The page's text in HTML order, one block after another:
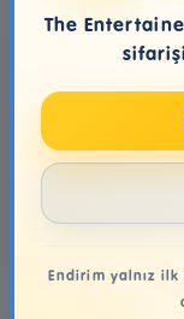
Spider-Man: No
Marvel Legends
99.99₼
Səbətə at
The
Endirim yalnız